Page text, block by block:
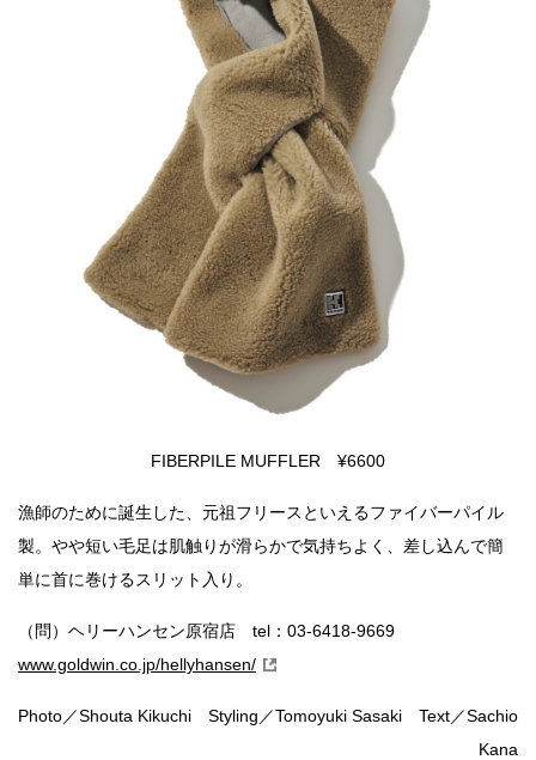
FIBERPILE MUFFLER ¥6600
漁師のために誕生した、元祖フリースといえるファイバーパイル
製。やや短い毛足は肌触りが滑らかで気持ちよく、差し込んで簡
単に首に巻けるスリット入り。
（問）ヘリーハンセン原宿店 tel：03-6418-9669
www.goldwin.co.jp/hellyhansen/
Photo／Shouta Kikuchi Styling／Tomoyuki Sasaki Text／Sachio
Kana